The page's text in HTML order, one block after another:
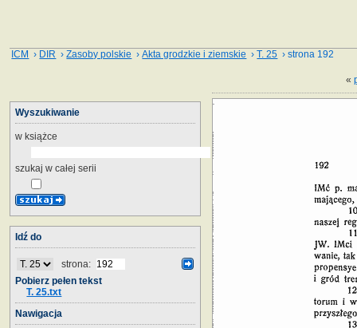
ICM › DIR ›Zasoby polskie ›Akta grodzkie i ziemskie ›T. 25 › strona 192
«
Wyszukiwanie
w książce
szukaj w całej serii
Idź do
strona:
Pobierz pełen tekst
T. 25.txt
Nawigacja